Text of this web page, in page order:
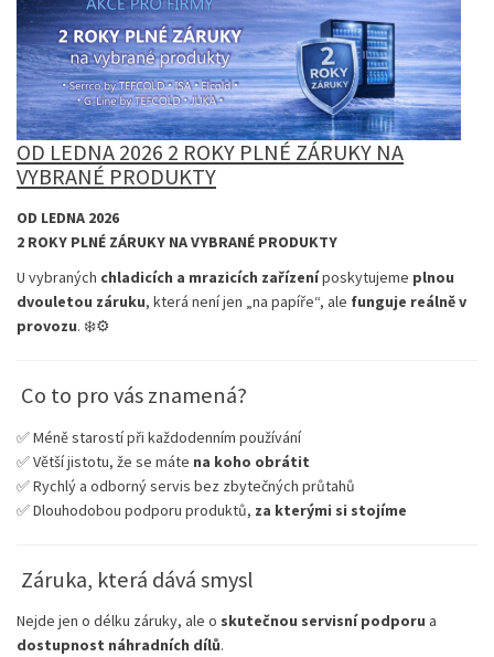
OD LEDNA 2026 2 ROKY PLNÉ ZÁRUKY NA
VYBRANÉ PRODUKTY
OD LEDNA 2026
2 ROKY PLNÉ ZÁRUKY NA VYBRANÉ PRODUKTY
U vybraných chladicích a mrazicích zařízeníposkytujeme plnou
dvouletou záruku, která není jen „na papíře“, ale funguje reálně v
provozu. ❄️⚙️
Co to pro vás znamená?
✅ Méně starostí při každodenním používání
✅ Větší jistotu, že se máte na koho obrátit
✅ Rychlý a odborný servis bez zbytečných průtahů
✅ Dlouhodobou podporu produktů, za kterými si stojíme
Záruka, která dává smysl
Nejde jen o délku záruky, ale o skutečnou servisní podporu a
dostupnost náhradních dílů.